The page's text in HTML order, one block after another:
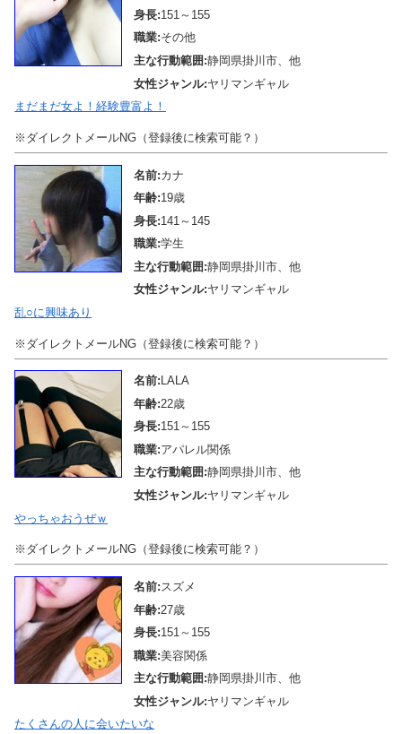
身長:151～155
職業:その他
主な行動範囲:静岡県掛川市、他
女性ジャンル:ヤリマンギャル
まだまだ女よ！経験豊富よ！
※ダイレクトメールNG（登録後に検索可能？）
名前:カナ
年齢:19歳
身長:141～145
職業:学生
主な行動範囲:静岡県掛川市、他
女性ジャンル:ヤリマンギャル
乱○に興味あり
※ダイレクトメールNG（登録後に検索可能？）
名前: LALA
年齢:22歳
身長:151～155
職業:アパレル関係
主な行動範囲:静岡県掛川市、他
女性ジャンル:ヤリマンギャル
やっちゃおうぜｗ
※ダイレクトメールNG（登録後に検索可能？）
名前:スズメ
年齢:27歳
身長:151～155
職業:美容関係
主な行動範囲:静岡県掛川市、他
女性ジャンル:ヤリマンギャル
たくさんの人に会いたいな